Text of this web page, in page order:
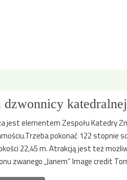
jest elementem Zespołu Katedry
pokonać 122 stopnie
22,45 m. Atrakcją jest też
zwanego „Janem” Image credit